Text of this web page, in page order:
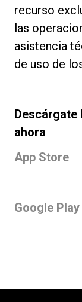
recurso
las
asistencia
de uso de
Descárgate
ahora
App Store
Google